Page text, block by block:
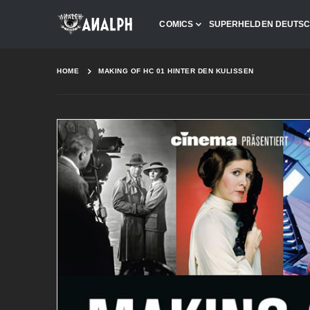
COMICS SUPERHELDEN
HOME MAKING OF HC 01 HINTER DEN KULISSEN
Skip
to
the
end